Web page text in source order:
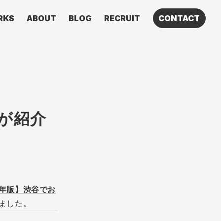
ABOUT BLOG RECRUIT CONTACT
紹介
版】渋谷でお
した。